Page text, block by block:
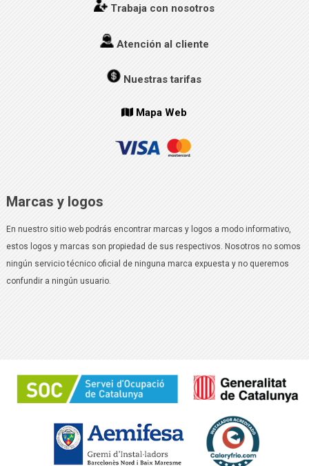
Trabaja con nosotros
Atención al cliente
Nuestras tarifas
Mapa Web
Marcas y logos
En nuestro sitio web podrás encontrar marcas y logos a modo informativo,
estos logos y marcas son propiedad de sus respectivos. Nosotros no somos
ningún servicio técnico oficial de ninguna marca expuesta y no queremos
confundir a ningún usuario.